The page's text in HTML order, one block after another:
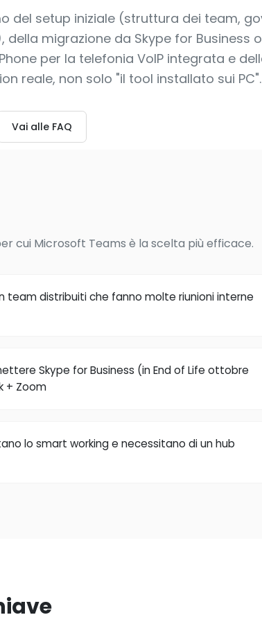
del setup iniziale (struttura dei team,
della migrazione da Skype for Business
per la telefonia VoIP integrata e
reale, non solo "il tool installato sui PC".
Vai alle FAQ
cui Microsoft Teams è la scelta più efficace.
team distribuiti che fanno molte riunioni interne
Skype for Business (in End of Life ottobre
+ Zoom
lo smart working e necessitano di un hub